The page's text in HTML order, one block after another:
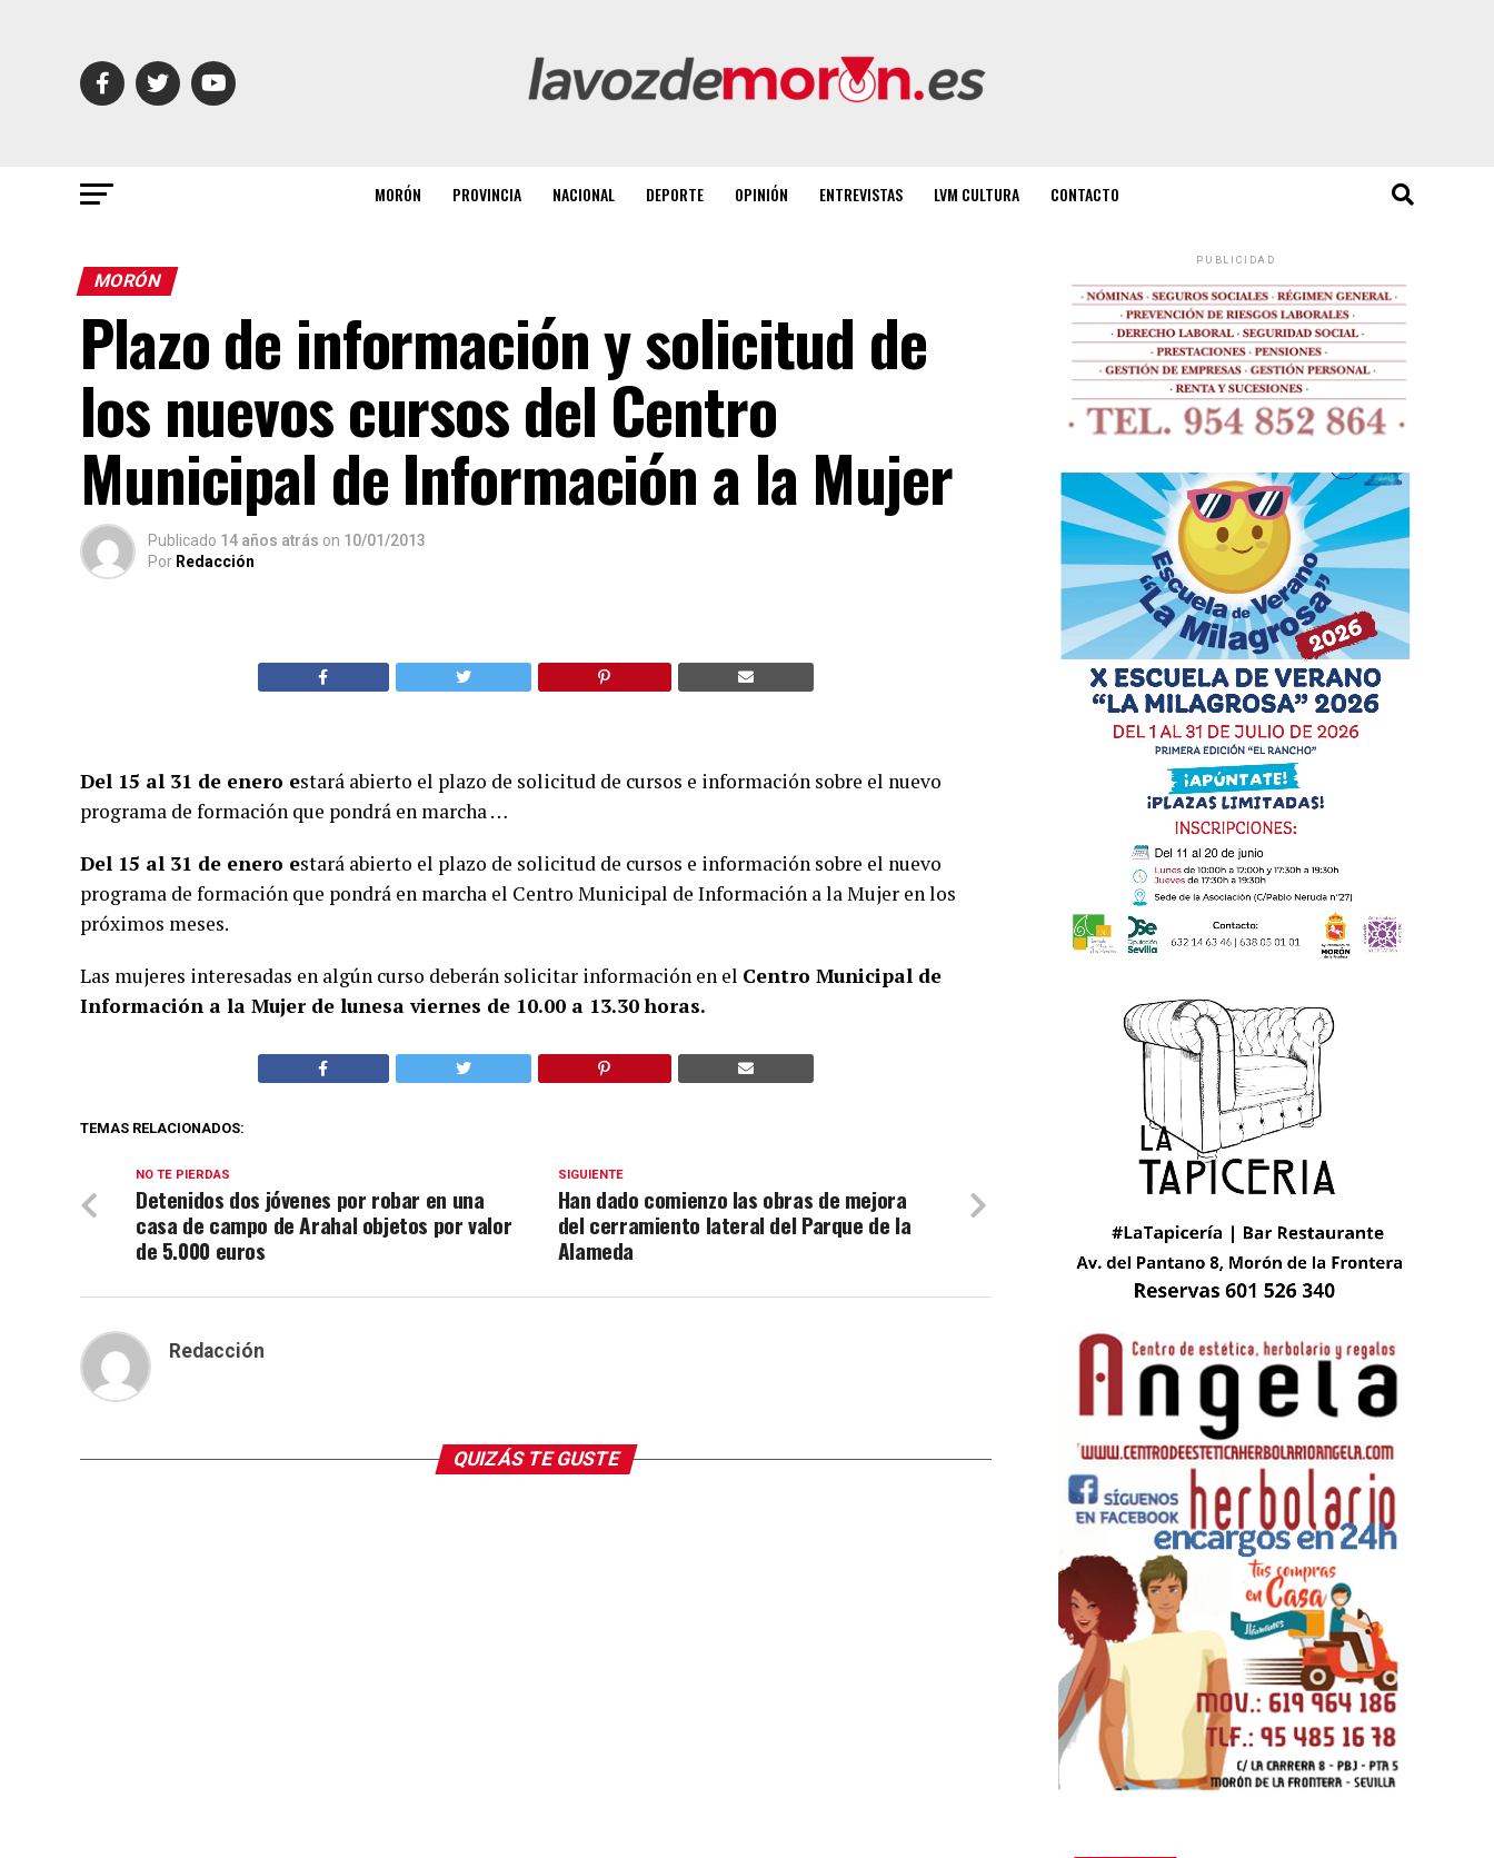
MORÓN PROVINCIA NACIONAL DEPORTE OPINIÓN ENTREVISTAS LVM CULTURA CONTACTO
MORÓN
Plazo de información y solicitud de
los nuevos cursos del Centro
Municipal de Información a la Mujer
Publicado 14 años atrás on 10/01/2013
Por Redacción
Del 15 al 31 de enero estará abierto el plazo de solicitud de cursos e información sobre el nuevo
programa de formación que pondrá en marcha …
Del 15 al 31 de enero estará abierto el plazo de solicitud de cursos e información sobre el nuevo
programa de formación que pondrá en marcha el Centro Municipal de Información a la Mujer en los
próximos meses.
Las mujeres interesadas en algún curso deberán solicitar información en el Centro Municipal de
Información a la Mujer de lunesa viernes de 10.00 a 13.30 horas.
TEMAS RELACIONADOS:
SIGUIENTE
Han dado comienzo las obras de mejora
del cerramiento lateral del Parque de la
Alameda
NO TE PIERDAS
Detenidos dos jóvenes por robar en una
casa de campo de Arahal objetos por valor
de 5.000 euros
Redacción
QUIZÁS TE GUSTE
PUBLICIDAD